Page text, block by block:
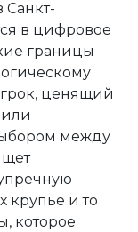
Санкт-
в цифровое
границы
ценящий
между
крупье и то
которое